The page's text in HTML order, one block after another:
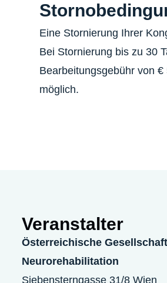
Eine Stornierung Ihrer
Bei Stornierung bis zu 30
Bearbeitungsgebühr von
möglich.
Veranstalter
Österreichische
Neurorehabilitation
Siebensterngasse 31/8 Wien